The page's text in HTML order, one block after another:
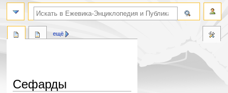
Сефарды
ещё
поиск по словам